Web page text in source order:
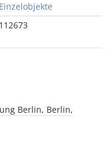
Einzelobjekte
112673
Berlin, Berlin,